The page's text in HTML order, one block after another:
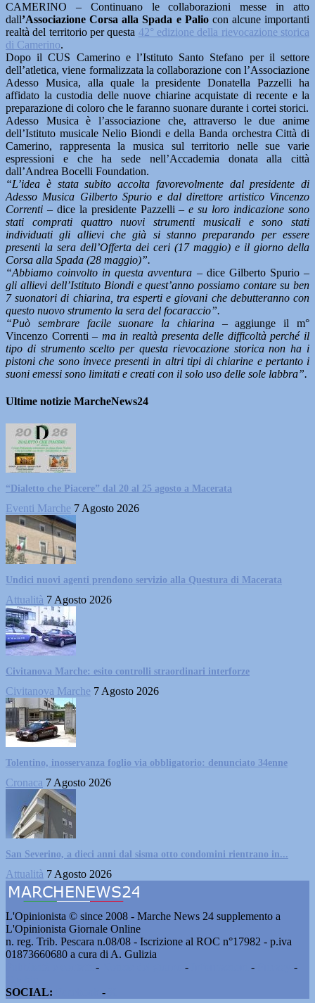
CAMERINO – Continuano le collaborazioni messe in atto
dall’Associazione Corsa alla Spada e Paliocon alcune importanti
realtà del territorio per questa 42° edizione della rievocazione storica
di Camerino.
Dopo il CUS Camerino e l’Istituto Santo Stefano per il settore
dell’atletica, viene formalizzata la collaborazione con l’Associazione
Adesso Musica, alla quale la presidente Donatella Pazzelli ha
affidato la custodia delle nuove chiarine acquistate di recente e la
preparazione di coloro che le faranno suonare durante i cortei storici.
Adesso Musica è l’associazione che, attraverso le due anime
dell’Istituto musicale Nelio Biondi e della Banda orchestra Città di
Camerino, rappresenta la musica sul territorio nelle sue varie
espressioni e che ha sede nell’Accademia donata alla città
dall’Andrea Bocelli Foundation.
“L’idea è stata subito accolta favorevolmente dal presidente di
Adesso Musica Gilberto Spurio e dal direttore artistico Vincenzo
Correnti – dice la presidente Pazzelli – e su loro indicazione sono
stati comprati quattro nuovi strumenti musicali e sono stati
individuati gli allievi che già si stanno preparando per essere
presenti la sera dell’Offerta dei ceri (17 maggio) e il giorno della
Corsa alla Spada (28 maggio)”.
“Abbiamo coinvolto in questa avventura –dice Gilberto Spurio –
gli allievi dell’Istituto Biondi e quest’anno possiamo contare su ben
7 suonatori di chiarina, tra esperti e giovani che debutteranno con
questo nuovo strumento la sera del focaraccio”.
“Può sembrare facile suonare la chiarina –aggiunge il m°
Vincenzo Correnti – ma in realtà presenta delle difficoltà perché il
tipo di strumento scelto per questa rievocazione storica non ha i
pistoni che sono invece presenti in altri tipi di chiarine e pertanto i
suoni emessi sono limitati e creati con il solo uso delle sole labbra”.
Ultime notizie MarcheNews24
“Dialetto che Piacere” dal 20 al 25 agosto a Macerata
Eventi Marche 7 Agosto 2026
Undici nuovi agenti prendono servizio alla Questura di Macerata
Attualità 7 Agosto 2026
Civitanova Marche: esito controlli straordinari interforze
Civitanova Marche 7 Agosto 2026
Tolentino, inosservanza foglio via obbligatorio: denunciato 34enne
Cronaca 7 Agosto 2026
San Severino, a dieci anni dal sisma otto condomini rientrano in...
Attualità 7 Agosto 2026
L'Opinionista © since 2008 - Marche News 24 supplemento a
L'Opinionista Giornale Online
n. reg. Trib. Pescara n.08/08 - Iscrizione al ROC n°17982 - p.iva
01873660680 a cura di A. Gulizia
- - -
-
SOCIAL:
-